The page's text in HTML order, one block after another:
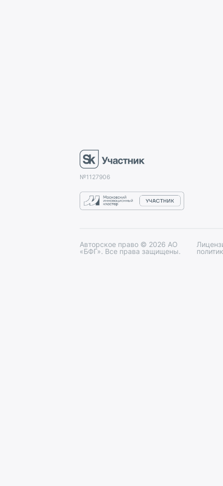
№1127906
Авторское право © 2026 АО
«БФГ». Все права защищены.